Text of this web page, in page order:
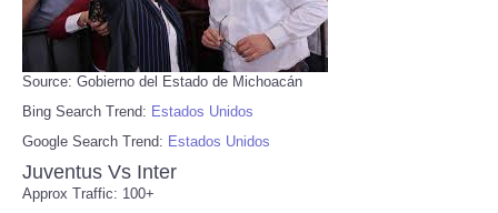
Source: Gobierno del Estado de Michoacán
Bing Search Trend: Estados Unidos
Google Search Trend: Estados Unidos
Juventus Vs Inter
Approx Traffic: 100+